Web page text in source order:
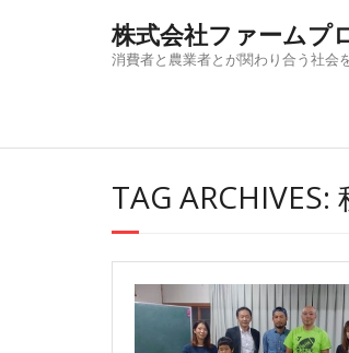
株式会社ファームプ
消費者と農業者とが関わり合う社会
TAG ARCHIVES: